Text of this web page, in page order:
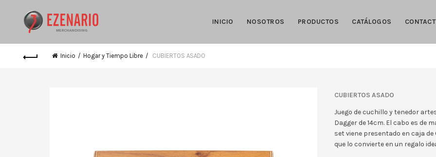
INICIO NOSOTROS PRODUCTOS CATÁLOGOS
Inicio Hogar y Tiempo Libre CUBIERTOS ASADO
CUBIERTOS ASADO
Juego de cuchillo y tenedor
Dagger de 14cm. El cabo es de
set viene presentado en caja
que lo convierte en un regalo